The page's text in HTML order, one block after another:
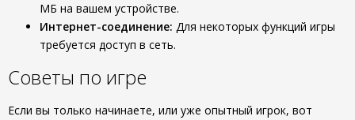
МБ на вашем устройстве.
Интернет-соединение: Для некоторых функций игры
требуется доступ в сеть.
Советы по игре
Если вы только начинаете, или уже опытный игрок, вот